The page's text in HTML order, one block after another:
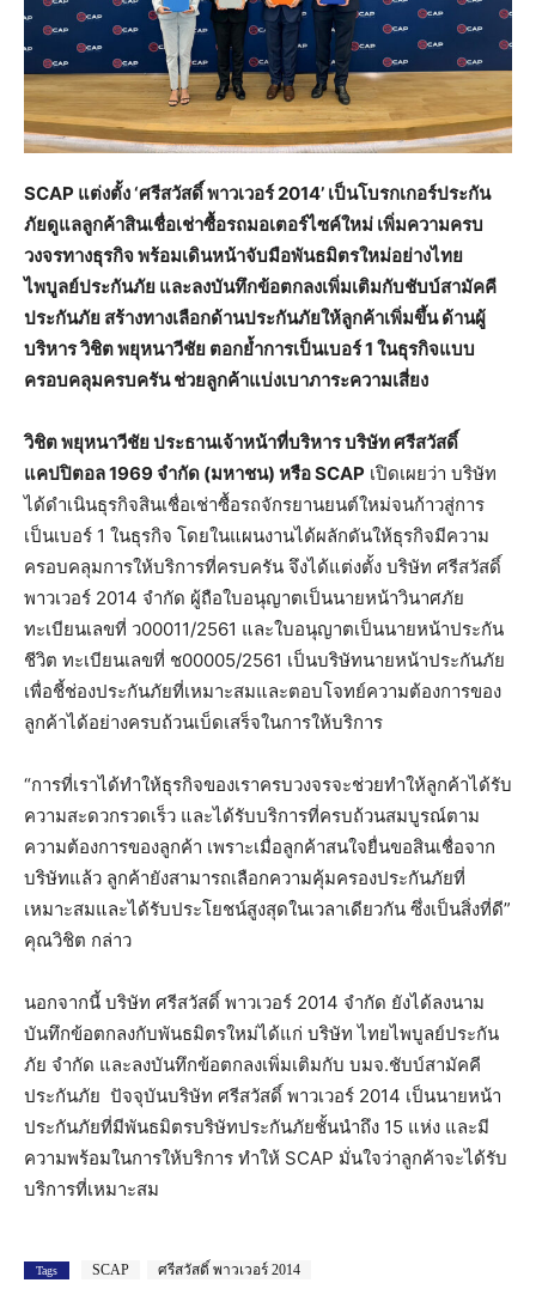
SCAP แต่งตั้ง ‘ศรีสวัสดิ์ พาวเวอร์ 2014’ เป็นโบรกเกอร์ประกัน
ภัยดูแลลูกค้าสินเชื่อเช่าซื้อรถมอเตอร์ไซค์ใหม่ เพิ่มความครบ
วงจรทางธุรกิจ พร้อมเดินหน้าจับมือพันธมิตรใหม่อย่างไทย
ไพบูลย์ประกันภัย และลงบันทึกข้อตกลงเพิ่มเติมกับชับบ์สามัคคี
ประกันภัย สร้างทางเลือกด้านประกันภัยให้ลูกค้าเพิ่มขึ้น ด้านผู้
บริหาร วิชิต พยุหนาวีชัย ตอกย้ำการเป็นเบอร์1 ในธุรกิจแบบ
ครอบคลุมครบครัน ช่วยลูกค้าแบ่งเบาภาระความเสี่ยง
วิชิต พยุหนาวีชัย ประธานเจ้าหน้าที่บริหาร บริษัท ศรีสวัสดิ์
แคปปิตอล1969 จำกัด (มหาชน) หรือ SCAP เปิดเผยว่า บริษัท
ได้ดำเนินธุรกิจสินเชื่อเช่าซื้อรถจักรยานยนต์ใหม่จนก้าวสู่การ
เป็นเบอร์ 1 ในธุรกิจ โดยในแผนงานได้ผลักดันให้ธุรกิจมีความ
ครอบคลุมการให้บริการที่ครบครัน จึงได้แต่งตั้ง บริษัท ศรีสวัสดิ์
พาวเวอร์ 2014 จำกัด ผู้ถือใบอนุญาตเป็นนายหน้าวินาศภัย
ทะเบียนเลขที่ ว00011/2561 และใบอนุญาตเป็นนายหน้าประกัน
ชีวิต ทะเบียนเลขที่ ช00005/2561 เป็นบริษัทนายหน้าประกันภัย
เพื่อชี้ช่องประกันภัยที่เหมาะสมและตอบโจทย์ความต้องการของ
ลูกค้าได้อย่างครบถ้วนเบ็ดเสร็จในการให้บริการ
“การที่เราได้ทำให้ธุรกิจของเราครบวงจรจะช่วยทำให้ลูกค้าได้รับ
ความสะดวกรวดเร็ว และได้รับบริการที่ครบถ้วนสมบูรณ์ตาม
ความต้องการของลูกค้า เพราะเมื่อลูกค้าสนใจยื่นขอสินเชื่อจาก
บริษัทแล้ว ลูกค้ายังสามารถเลือกความคุ้มครองประกันภัยที่
เหมาะสมและได้รับประโยชน์สูงสุดในเวลาเดียวกัน ซึ่งเป็นสิ่งที่ดี”
คุณวิชิต กล่าว
นอกจากนี้ บริษัท ศรีสวัสดิ์ พาวเวอร์ 2014 จำกัด ยังได้ลงนาม
บันทึกข้อตกลงกับพันธมิตรใหม่ได้แก่ บริษัท ไทยไพบูลย์ประกัน
ภัย จำกัด และลงบันทึกข้อตกลงเพิ่มเติมกับ บมจ.ชับบ์สามัคคี
ประกันภัย ปัจจุบันบริษัท ศรีสวัสดิ์ พาวเวอร์ 2014 เป็นนายหน้า
ประกันภัยที่มีพันธมิตรบริษัทประกันภัยชั้นนำถึง 15 แห่ง และมี
ความพร้อมในการให้บริการ ทำให้ SCAP มั่นใจว่าลูกค้าจะได้รับ
บริการที่เหมาะสม
Tags SCAP ศรีสวัสดิ์ พาวเวอร์ 2014